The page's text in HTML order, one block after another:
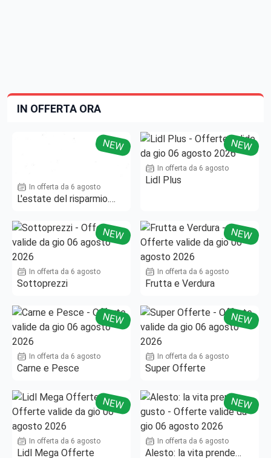
IN OFFERTA ORA
NEW
In offerta da 6 agosto
L'estate del risparmio.
NEW
In offerta da 6 agosto
Lidl Plus
NEW
In offerta da 6 agosto
Sottoprezzi
NEW
In offerta da 6 agosto
Frutta e Verdura
NEW
In offerta da 6 agosto
Carne e Pesce
NEW
In offerta da 6 agosto
Super Offerte
NEW
In offerta da 6 agosto
Lidl Mega Offerte
NEW
In offerta da 6 agosto
Alesto: la vita prende